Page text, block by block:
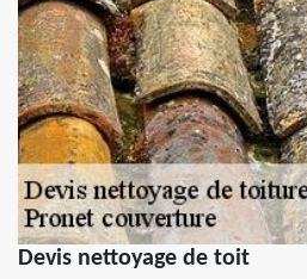
Devis nettoyage de toit